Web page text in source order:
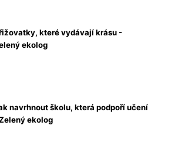
které vydávají krásu -
ekolog
navrhnout školu, která podpoří učení
ekolog